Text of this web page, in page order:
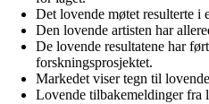
Det lovende møtet resulterte
Den lovende artisten har
De lovende resultatene har
forskningsprosjektet.
Markedet viser tegn til
Lovende tilbakemeldinger fra